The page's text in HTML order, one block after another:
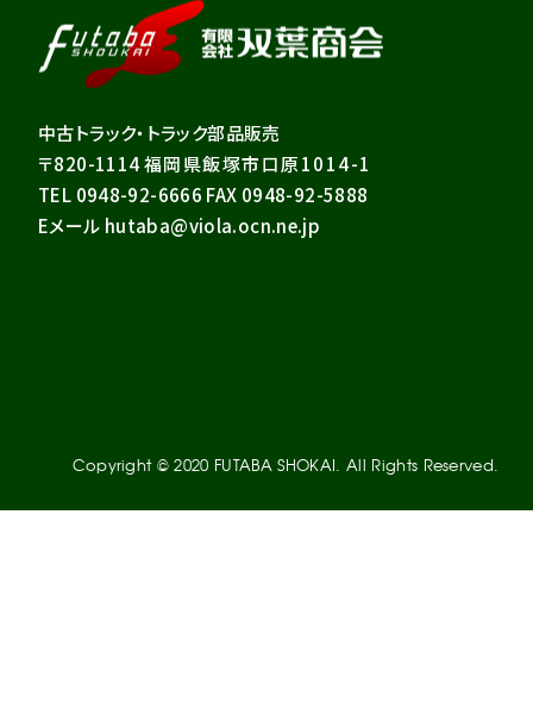
中古トラック・トラック部品販売
〒820-1114福岡県飯塚市口原1014-1
TEL 0948-92-6666 FAX 0948-92-5888
Eメール hutaba@viola.ocn.ne.jp
Copyright © 2020 FUTABA SHOKAI. All Rights Reserved.